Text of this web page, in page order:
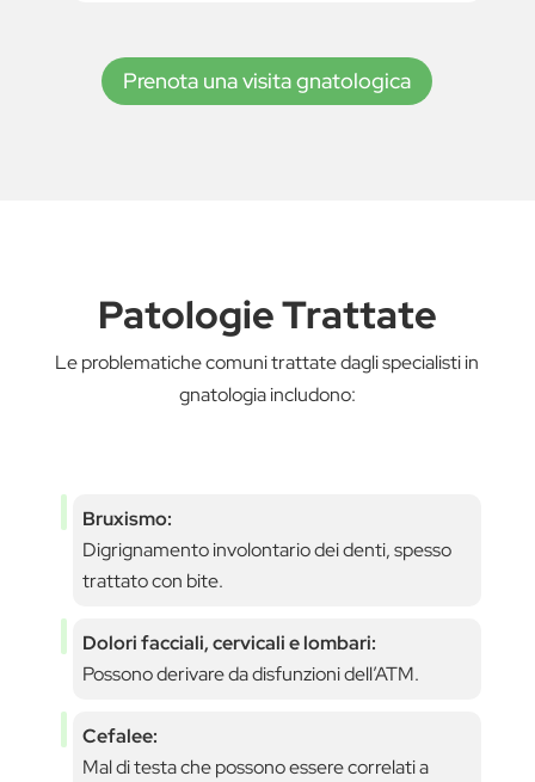
Prenota una visita gnatologica
Patologie Trattate
Le problematiche comuni trattate dagli specialisti in
gnatologia includono:
Bruxismo:
Digrignamento involontario dei denti, spesso
trattato con bite.
Dolori facciali, cervicali e lombari:
Possono derivare da disfunzioni dell’ATM.
Cefalee:
Mal di testa che possono essere correlati a